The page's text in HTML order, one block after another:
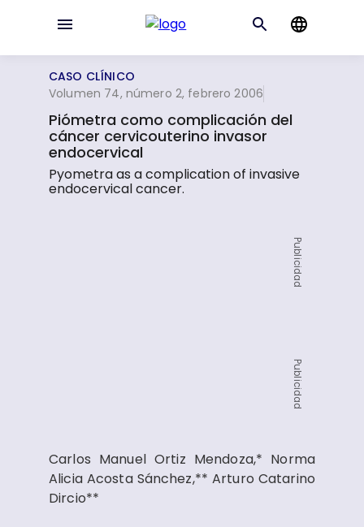
CASO CLÍNICO
Volumen 74, número 2, febrero 2006
Piómetra como complicación del
cáncer cervicouterino invasor
endocervical
Pyometra as a complication of invasive
endocervical cancer.
Publicidad
Publicidad
Carlos Manuel Ortiz Mendoza,* Norma
Alicia Acosta Sánchez,** Arturo Catarino
Dircio**